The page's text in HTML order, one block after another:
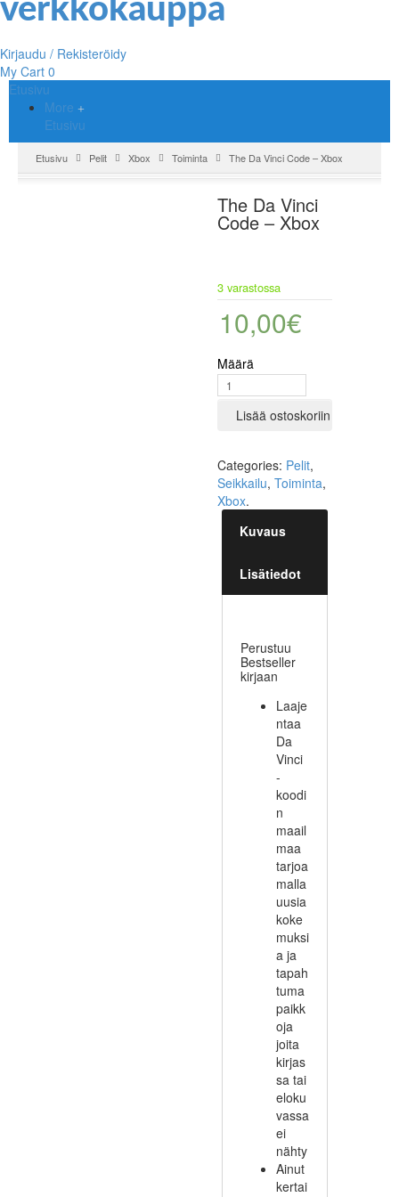
Kirjaudu / Rekisteröidy
My Cart 0
Etusivu
More
Etusivu
Etusivu Pelit Xbox Toiminta The Da Vinci Code – Xbox
The Da Vinci
Code – Xbox
3 varastossa
10,00€
Määrä
Lisää ostoskoriin
Categories: Pelit,
Seikkailu, Toiminta,
Xbox.
Kuvaus
Lisätiedot
Perustuu
Bestseller
kirjaan
Laaje
ntaa
Da
Vinci
-
koodi
n
maail
maa
tarjoa
malla
uusia
koke
muksi
a ja
tapah
tuma
paikk
oja
joita
kirjas
sa tai
eloku
vassa
ei
nähty
Ainut
kertai